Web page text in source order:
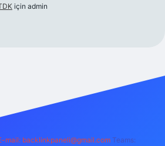
için admin
mail: backlinkpaneli@gmail.com Teams: